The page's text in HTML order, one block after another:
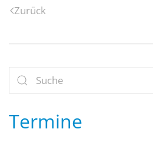
Zurück
Termine